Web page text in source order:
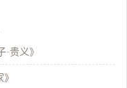
·贵义》